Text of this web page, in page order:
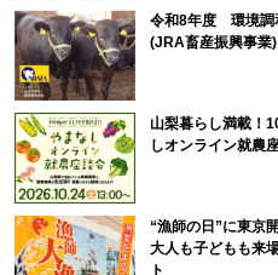
令和8年度 環境調
(JRA畜産振興事業
山梨暮らし満載！
しオンライン就農
“漁師の日”に東京
大人も子どもも来
ト